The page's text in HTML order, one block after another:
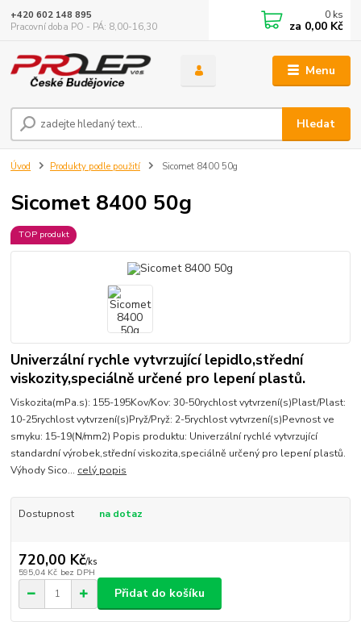
Menu
Hledat
+420 602 148 895
Pracovní doba PO - PÁ: 8,00-16,30
0 ks
za 0,00 Kč
Úvod Produkty podle použití Sicomet 8400 50g
Sicomet 8400 50g
TOP produkt
Univerzální rychle vytvrzující lepidlo,střední
viskozity,speciálně určené pro lepení plastů.
Viskozita(mPa.s): 155-195Kov/Kov: 30-50rychlost vytvrzení(s)Plast/Plast:
10-25rychlost vytvrzení(s)Pryž/Pryž: 2-5rychlost vytvrzení(s)Pevnost ve
smyku: 15-19(N/mm2) Popis produktu: Univerzální rychlé vytvrzující
standardní výrobek,střední viskozita,speciálně určený pro lepení plastů.
Výhody Sico... celý popis
Dostupnost na dotaz
720,00 Kč/ks
595,04 Kč bez DPH
Přidat do košíku